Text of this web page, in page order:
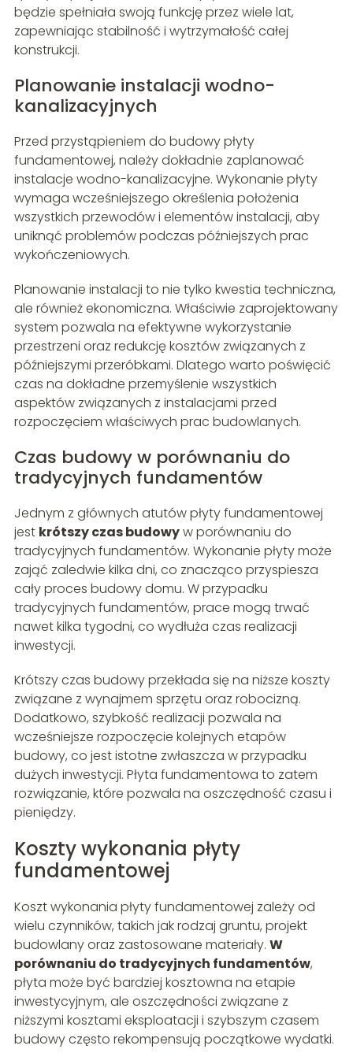
będzie spełniała swoją funkcję przez wiele lat,
zapewniając stabilność i wytrzymałość całej
konstrukcji.
Planowanie instalacji wodno-
kanalizacyjnych
Przed przystąpieniem do budowy płyty
fundamentowej, należy dokładnie zaplanować
instalacje wodno-kanalizacyjne. Wykonanie płyty
wymaga wcześniejszego określenia położenia
wszystkich przewodów i elementów instalacji, aby
uniknąć problemów podczas późniejszych prac
wykończeniowych.
Planowanie instalacji to nie tylko kwestia techniczna,
ale również ekonomiczna. Właściwie zaprojektowany
system pozwala na efektywne wykorzystanie
przestrzeni oraz redukcję kosztów związanych z
późniejszymi przeróbkami. Dlatego warto poświęcić
czas na dokładne przemyślenie wszystkich
aspektów związanych z instalacjami przed
rozpoczęciem właściwych prac budowlanych.
Czas budowy w porównaniu do
tradycyjnych fundamentów
Jednym z głównych atutów płyty fundamentowej
jest krótszy czas budowyw porównaniu do
tradycyjnych fundamentów. Wykonanie płyty może
zająć zaledwie kilka dni, co znacząco przyspiesza
cały proces budowy domu. W przypadku
tradycyjnych fundamentów, prace mogą trwać
nawet kilka tygodni, co wydłuża czas realizacji
inwestycji.
Krótszy czas budowy przekłada się na niższe koszty
związane z wynajmem sprzętu oraz robocizną.
Dodatkowo, szybkość realizacji pozwala na
wcześniejsze rozpoczęcie kolejnych etapów
budowy, co jest istotne zwłaszcza w przypadku
dużych inwestycji. Płyta fundamentowa to zatem
rozwiązanie, które pozwala na oszczędność czasu i
pieniędzy.
Koszty wykonania płyty
fundamentowej
Koszt wykonania płyty fundamentowej zależy od
wielu czynników, takich jak rodzaj gruntu, projekt
budowlany oraz zastosowane materiały. W
porównaniu do tradycyjnych fundamentów,
płyta może być bardziej kosztowna na etapie
inwestycyjnym, ale oszczędności związane z
niższymi kosztami eksploatacji i szybszym czasem
budowy często rekompensują początkowe wydatki.